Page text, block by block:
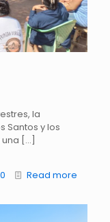
la
Santos y los
[…]
0 Read more